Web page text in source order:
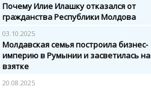
Почему Илие Илашку отказался от
гражданства Республики Молдова
03.10.2025
Молдавская семья построила бизнес-
империю в Румынии и засветилась на
взятке
20.08.2025